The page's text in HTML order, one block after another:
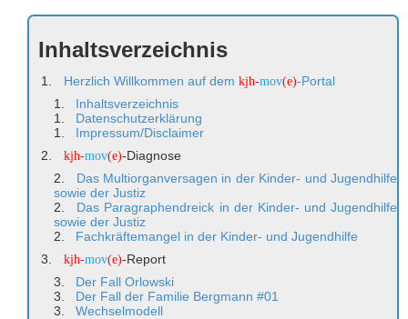
Inhaltsverzeichnis
Herzlich Willkommen auf dem kjh-mov(e)-Portal
Inhaltsverzeichnis
Datenschutzerklärung
Impressum/Disclaimer
kjh-mov(e)-Diagnose
Das Multiorganversagen in der Kinder- und Jugendhilfe
sowie der Justiz
Das Paragraphendreick in der Kinder- und Jugendhilfe
sowie der Justiz
Fachkräftemangel in der Kinder- und Jugendhilfe
kjh-mov(e)-Report
Der Fall Orlowski
Der Fall der Familie Bergmann #01
Wechselmodell